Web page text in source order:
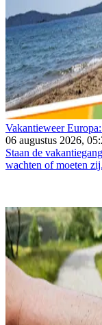
Vakantieweer
06 augustus 2026,
Staan de
wachten of moeten